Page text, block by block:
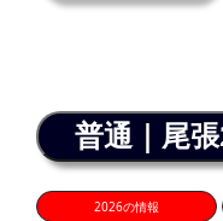
普通｜
2026の情報